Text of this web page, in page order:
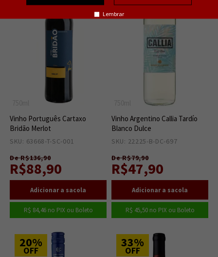
Lembrar
Vinho Português Cartaxo
Bridão Merlot
SKU: 63668-T-SC-001
De R$136,90
R$88,90
R$ 84,46no PIX ou Boleto
Vinho Argentino Callia Tardío
Blanco Dulce
SKU: 22225-B-DC-697
De R$79,90
R$47,90
R$ 45,50no PIX ou Boleto
20%
OFF
33%
OFF